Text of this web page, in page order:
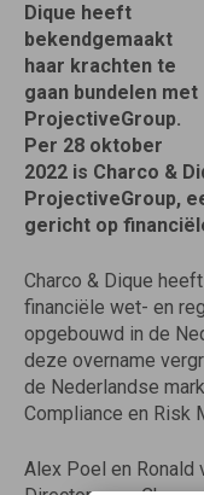
Dique heeft
bekendgemaakt
haar krachten te
gaan bundelen met
ProjectiveGroup.
Per 28 oktober
2022 is Charco &
ProjectiveGroup,
gericht op
Charco & Dique
financiële wet- en
opgebouwd in de
deze overname
de Nederlandse
Compliance en Risk
Alex Poel en Ronald